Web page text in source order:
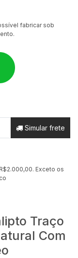
fabricar sob
Simular frete
Exceto os
Traço
Com